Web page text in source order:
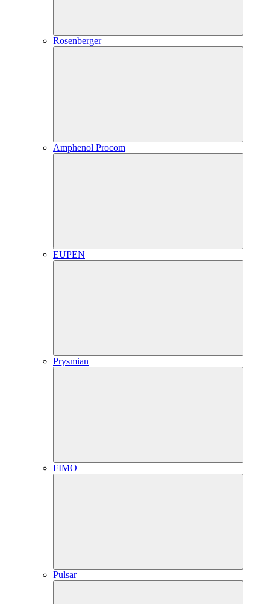
Rosenberger
Amphenol Procom
EUPEN
Prysmian
FIMO
Pulsar